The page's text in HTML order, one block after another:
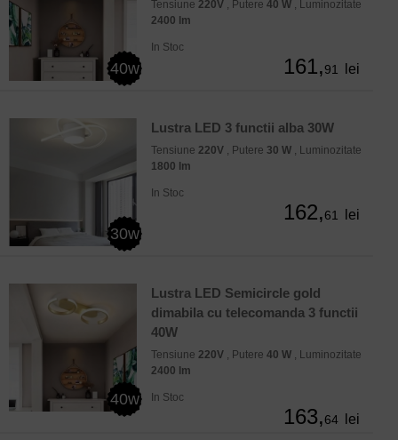
40w
Tensiune 220V , Putere 40 W , Luminozitate
2400 lm
In Stoc
161,91 lei
30w
Lustra LED 3 functii alba 30W
Tensiune 220V , Putere 30 W , Luminozitate
1800 lm
In Stoc
162,61 lei
40w
Lustra LED Semicircle gold
dimabila cu telecomanda 3 functii
40W
Tensiune 220V , Putere 40 W , Luminozitate
2400 lm
In Stoc
163,64 lei